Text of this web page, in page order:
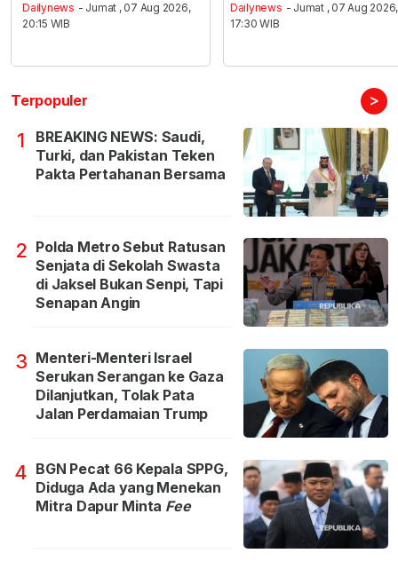
Dailynews - Jumat , 07 Aug 2026,
20:15 WIB
Dailynews - Jumat , 07 Aug 2026,
17:30 WIB
Terpopuler >
1
BREAKING NEWS: Saudi,
Turki, dan Pakistan Teken
Pakta Pertahanan Bersama
2 Polda Metro Sebut Ratusan
Senjata di Sekolah Swasta
di Jaksel Bukan Senpi, Tapi
Senapan Angin
3 Menteri-Menteri Israel
Serukan Serangan ke Gaza
Dilanjutkan, Tolak Pata
Jalan Perdamaian Trump
4 BGN Pecat 66 Kepala SPPG,
Diduga Ada yang Menekan
Mitra Dapur Minta Fee